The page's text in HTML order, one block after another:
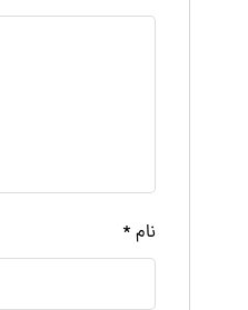
نام *